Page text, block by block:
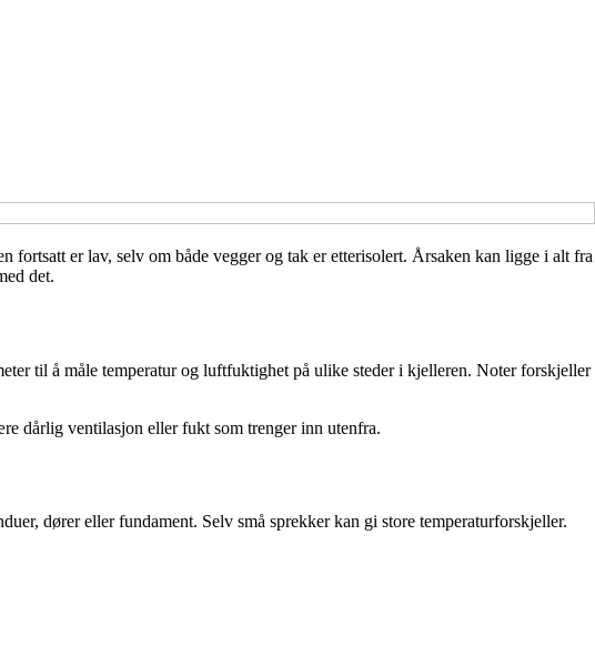
er lav, selv om både vegger og tak er etterisolert. Årsaken kan ligge i alt fra
det.
til å måle temperatur og luftfuktighet på ulike steder i kjelleren. Noter forskjeller
dårlig ventilasjon eller fukt som trenger inn utenfra.
dører eller fundament. Selv små sprekker kan gi store temperaturforskjeller.